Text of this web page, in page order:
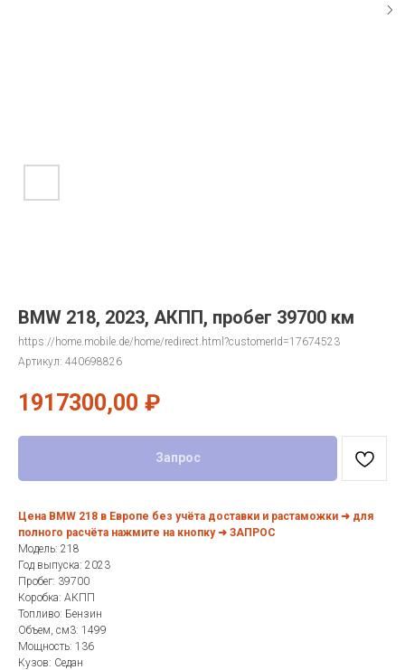
BMW 218, 2023, АКПП, пробег 39700 км
https://home.mobile.de/home/redirect.html?customerId=17674523
Артикул: 440698826
1917300,00 ₽
Запрос
Цена BMW 218 в Европе без учёта доставки и растаможки ➜ для
полного расчёта нажмите на кнопку ➜ ЗАПРОС
Модель: 218
Год выпуска: 2023
Пробег: 39700
Коробка: АКПП
Топливо: Бензин
Объем, см3: 1499
Мощность: 136
Кузов: Седан